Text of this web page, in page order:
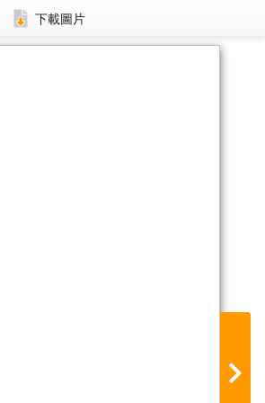
下載圖片